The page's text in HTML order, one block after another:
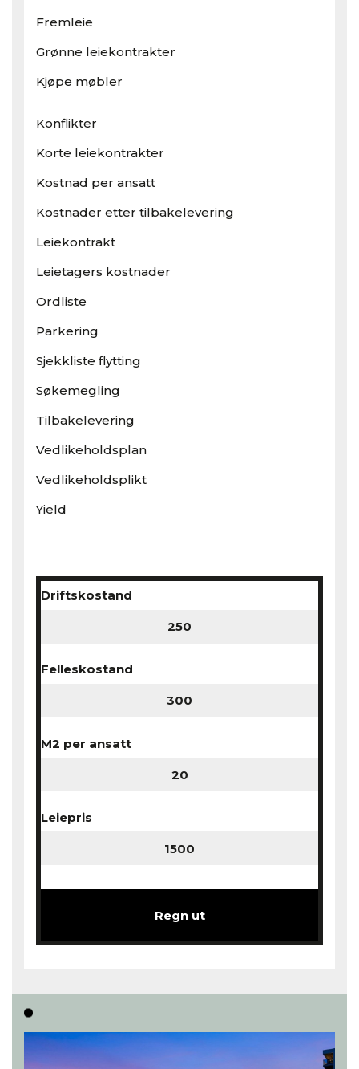
Fremleie
Grønne leiekontrakter
Kjøpe møbler
Konflikter
Korte leiekontrakter
Kostnad per ansatt
Kostnader etter tilbakelevering
Leiekontrakt
Leietagers kostnader
Ordliste
Parkering
Sjekkliste flytting
Søkemegling
Tilbakelevering
Vedlikeholdsplan
Vedlikeholdsplikt
Yield
Driftskostand
Felleskostand
M2 per ansatt
Leiepris